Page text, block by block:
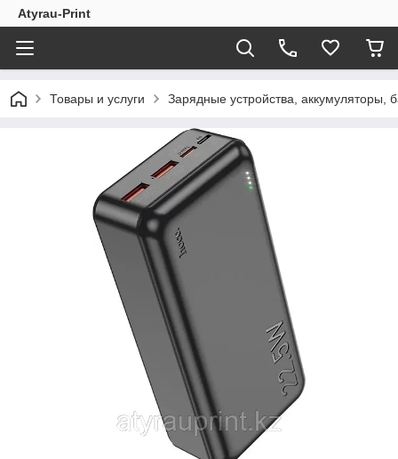
Atyrau-Print
Товары и услуги Зарядные устройства, аккумуляторы,